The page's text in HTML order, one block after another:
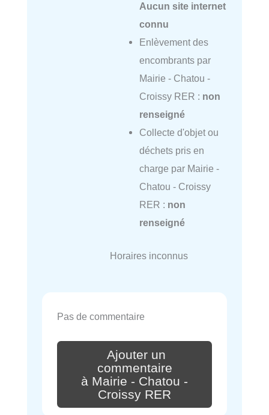
Aucun site internet
connu
Enlèvement des
encombrants par
Mairie - Chatou -
Croissy RER : non
renseigné
Collecte d'objet ou
déchets pris en
charge par Mairie -
Chatou - Croissy
RER : non
renseigné
Horaires inconnus
Pas de commentaire
Ajouter un
commentaire
à Mairie - Chatou -
Croissy RER